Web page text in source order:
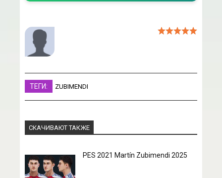
ТЕГИ: ZUBIMENDI
СКАЧИВАЮТ ТАКЖЕ
PES 2021 Martín Zubimendi 2025